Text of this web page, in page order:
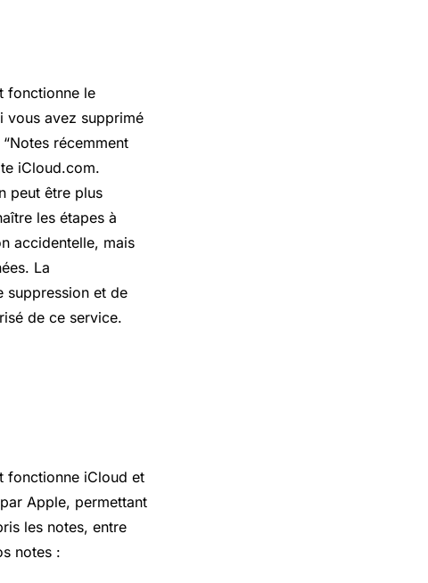
fonctionne le
vous avez supprimé
récemment
iCloud.com.
peut être plus
les étapes à
accidentelle, mais
La
suppression et de
de ce service.
fonctionne iCloud et
Apple, permettant
les notes, entre
notes :